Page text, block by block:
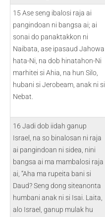
15 Ase seng ibalosi raja ai
pangindoan ni bangsa ai; ai
sonai do panaktakkon ni
Naibata, ase ipasaud Jahowa
hata-Ni, na dob hinatahon-Ni
marhitei si Ahia, na hun Silo,
hubani si Jerobeam, anak ni si
Nebat.
16 Jadi dob iidah ganup
Israel, na so binalosan ni raja
ai pangindoan ni sidea, nini
bangsa ai ma mambalosi raja
ai, “Aha ma rupeita bani si
Daud? Seng dong siteanonta
humbani anak ni si Isai. Laita,
alo Israel, ganup mulak hu